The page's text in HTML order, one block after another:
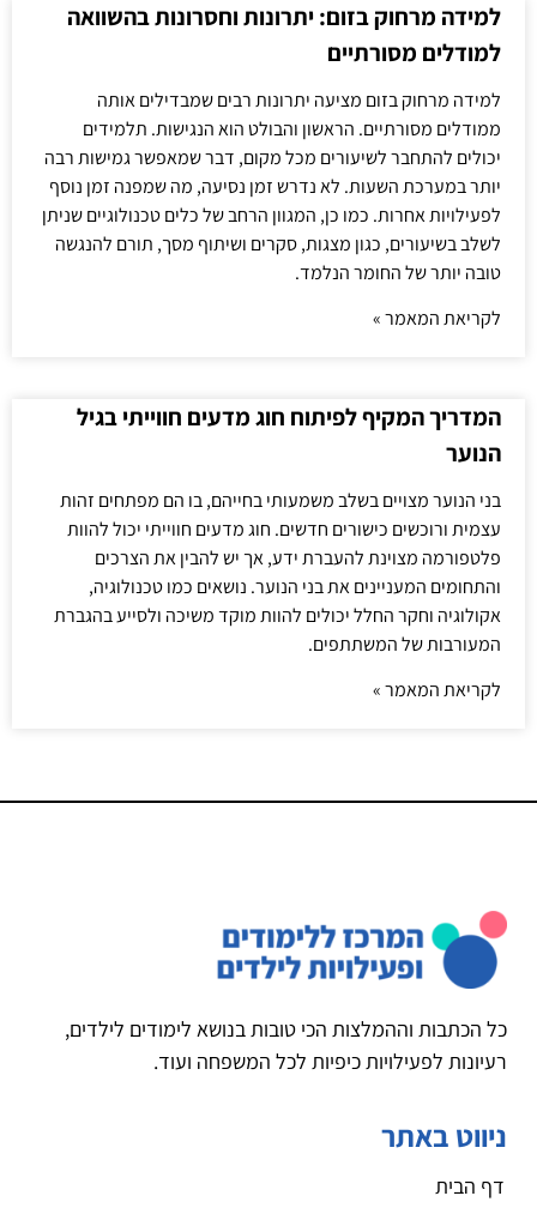
למידה מרחוק בזום: יתרונות וחסרונות בהשוואה
למודלים מסורתיים
למידה מרחוק בזום מציעה יתרונות רבים שמבדילים אותה
ממודלים מסורתיים. הראשון והבולט הוא הנגישות. תלמידים
יכולים להתחבר לשיעורים מכל מקום, דבר שמאפשר גמישות רבה
יותר במערכת השעות. לא נדרש זמן נסיעה, מה שמפנה זמן נוסף
לפעילויות אחרות. כמו כן, המגוון הרחב של כלים טכנולוגיים שניתן
לשלב בשיעורים, כגון מצגות, סקרים ושיתוף מסך, תורם להנגשה
טובה יותר של החומר הנלמד.
לקריאת המאמר »
המדריך המקיף לפיתוח חוג מדעים חווייתי בגיל
הנוער
בני הנוער מצויים בשלב משמעותי בחייהם, בו הם מפתחים זהות
עצמית ורוכשים כישורים חדשים. חוג מדעים חווייתי יכול להוות
פלטפורמה מצוינת להעברת ידע, אך יש להבין את הצרכים
והתחומים המעניינים את בני הנוער. נושאים כמו טכנולוגיה,
אקולוגיה וחקר החלל יכולים להוות מוקד משיכה ולסייע בהגברת
המעורבות של המשתתפים.
לקריאת המאמר »
כל הכתבות וההמלצות הכי טובות בנושא לימודים לילדים,
רעיונות לפעילויות כיפיות לכל המשפחה ועוד.
ניווט באתר
דף הבית